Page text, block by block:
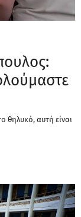
θηλυκό, αυτή είναι